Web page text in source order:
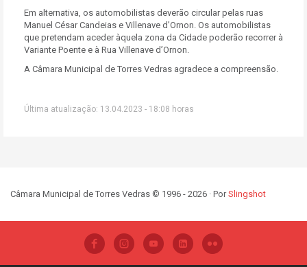
Em alternativa, os automobilistas deverão circular pelas ruas
Manuel César Candeias e Villenave d’Ornon. Os automobilistas
que pretendam aceder àquela zona da Cidade poderão recorrer à
Variante Poente e à Rua Villenave d’Ornon.
A Câmara Municipal de Torres Vedras agradece a compreensão.
Última atualização: 13.04.2023 - 18:08 horas
Câmara Municipal de Torres Vedras © 1996 - 2026 · PorSlingshot